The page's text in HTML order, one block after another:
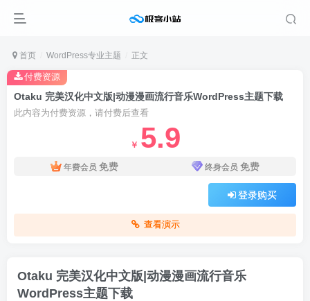
首页 WordPress专业主题 正文
Otaku 完美汉化中文版|动漫漫画流行音乐WordPress主题下载
此内容为付费资源，请付费后查看
￥ 5.9
年费会员 免费 终身会员 免费
登录购买
查看演示
付费资源
Otaku 完美汉化中文版|动漫漫画流行音乐
WordPress主题下载